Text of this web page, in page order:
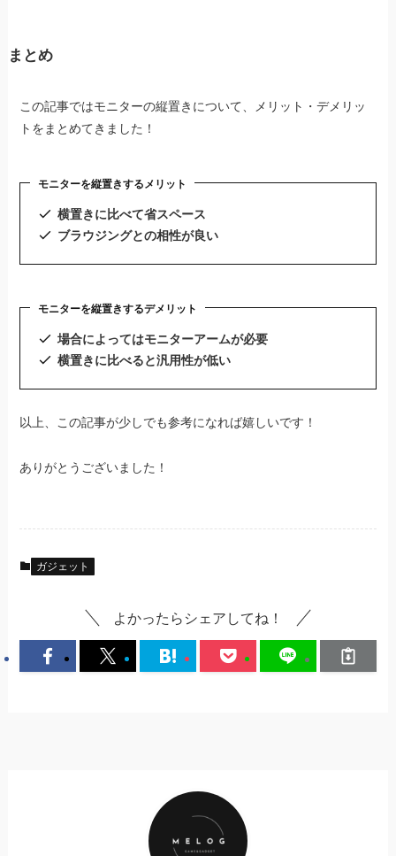
まとめ
この記事ではモニターの縦置きについて、メリット・デメリッ
トをまとめてきました！
モニターを縦置きするメリット
横置きに比べて省スペース
ブラウジングとの相性が良い
モニターを縦置きするデメリット
場合によってはモニターアームが必要
横置きに比べると汎用性が低い
以上、この記事が少しでも参考になれば嬉しいです！
ありがとうございました！
ガジェット
よかったらシェアしてね！